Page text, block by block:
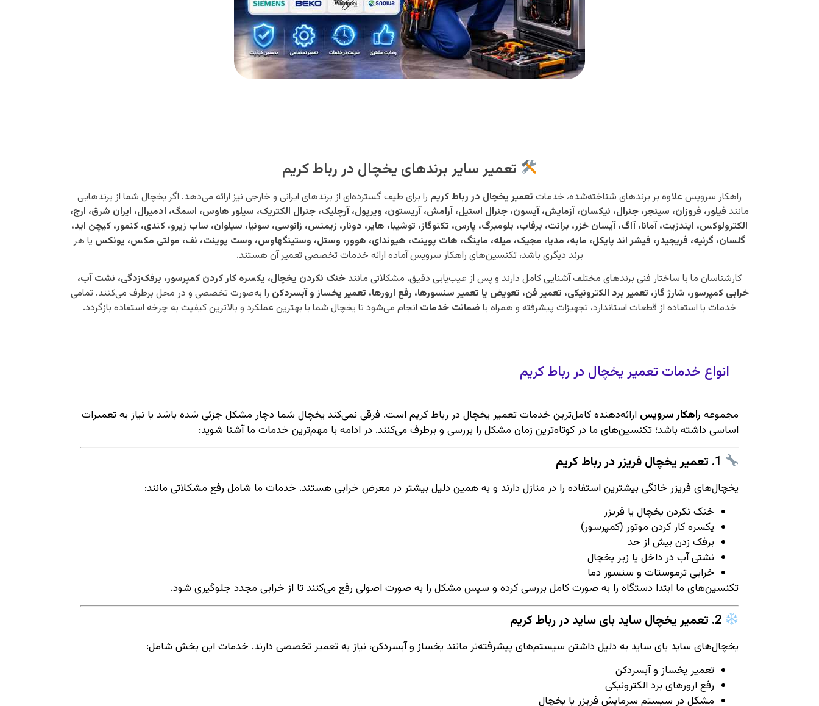
تعمیر سایر برندهای یخچال در رباط کریم
راهکار سرویس علاوه بر برندهای شناخته‌شده، خدمات تعمیر یخچال در رباط کریم را برای طیف گسترده‌ای از برندهای ایرانی و خارجی نیز ارائه می‌دهد. اگر یخچال شما از برندهایی
مانند فیلور، فروزان، سینجر، جنرال، نیکسان، آزمایش، آیسون، جنرال استیل، آرامش، آریستون، ویرپول، آرچلیک، جنرال الکتریک، سیلور هاوس، اسمگ، ادمیرال، ایران شرق، ارج،
الکترولوکس، ایندزیت، آمانا، آاگ، آیسان خزر، برانت، برفاب، بلومبرگ، پارس، تکنوگاز، توشیبا، هایر، دونار، زیمنس، زانوسی، سونیا، سیلوان، ساب زیرو، کندی، کنمور، کیچن اید،
گلسان، گرنیه، فریجیدر، فیشر اند پایکل، مابه، مدیا، مجیک، میله، مایتگ، هات پوینت، هیوندای، هوور، وستل، وستینگهاوس، وست پوینت، نف، مولتی مکس، یونکس یا هر
برند دیگری باشد، تکنسین‌های راهکار سرویس آماده ارائه خدمات تخصصی تعمیر آن هستند.
کارشناسان ما با ساختار فنی برندهای مختلف آشنایی کامل دارند و پس از عیب‌یابی دقیق، مشکلاتی مانند خنک نکردن یخچال، یکسره کار کردن کمپرسور، برفک‌زدگی، نشت آب،
خرابی کمپرسور، شارژ گاز، تعمیر برد الکترونیکی، تعمیر فن، تعویض یا تعمیر سنسورها، رفع ارورها، تعمیر یخساز و آبسردکن را به‌صورت تخصصی و در محل برطرف می‌کنند. تمامی
خدمات با استفاده از قطعات استاندارد، تجهیزات پیشرفته و همراه با ضمانت خدمات انجام می‌شود تا یخچال شما با بهترین عملکرد و بالاترین کیفیت به چرخه استفاده بازگردد.
انواع خدمات تعمیر یخچال در رباط کریم
مجموعه راهکار سرویس ارائه‌دهنده کامل‌ترین خدمات تعمیر یخچال در رباط کریم است. فرقی نمی‌کند یخچال شما دچار مشکل جزئی شده باشد یا نیاز به تعمیرات
اساسی داشته باشد؛ تکنسین‌های ما در کوتاه‌ترین زمان مشکل را بررسی و برطرف می‌کنند. در ادامه با مهم‌ترین خدمات ما آشنا شوید:
یخچال‌های فریزر خانگی بیشترین استفاده را در منازل دارند و به همین دلیل بیشتر در معرض خرابی هستند. خدمات ما شامل رفع مشکلاتی مانند:
خنک نکردن یخچال یا فریزر
یکسره کار کردن موتور (کمپرسور)
برفک زدن بیش از حد
نشتی آب در داخل یا زیر یخچال
خرابی ترموستات و سنسور دما
تکنسین‌های ما ابتدا دستگاه را به صورت کامل بررسی کرده و سپس مشکل را به صورت اصولی رفع می‌کنند تا از خرابی مجدد جلوگیری شود.
یخچال‌های ساید بای ساید به دلیل داشتن سیستم‌های پیشرفته‌تر مانند یخساز و آبسردکن، نیاز به تعمیر تخصصی دارند. خدمات این بخش شامل:
تعمیر یخساز و آبسردکن
رفع ارورهای برد الکترونیکی
مشکل در سیستم سرمایش فریزر یا یخچال